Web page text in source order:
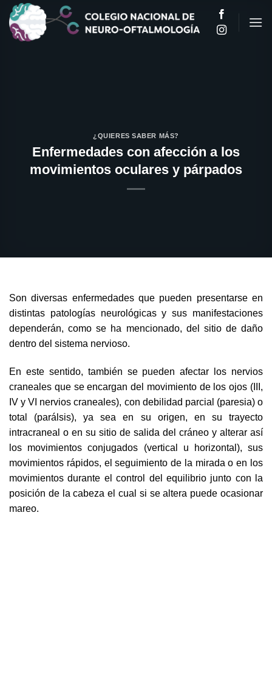
Saltar
contenido
¿QUIERES SABER MÁS?
Enfermedades con afección a los
movimientos oculares y párpados
Son diversas enfermedades que pueden presentarse en
distintas patologías neurológicas y sus manifestaciones
dependerán, como se ha mencionado, del sitio de daño
dentro del sistema nervioso.
En este sentido, también se pueden afectar los nervios
craneales que se encargan del movimiento de los ojos (III,
IV y VI nervios craneales), con debilidad parcial (paresia) o
total (parálsis), ya sea en su origen, en su trayecto
intracraneal o en su sitio de salida del cráneo y alterar así
los movimientos conjugados (vertical u horizontal), sus
movimientos rápidos, el seguimiento de la mirada o en los
movimientos durante el control del equilibrio junto con la
posición de la cabeza el cual si se altera puede ocasionar
mareo.